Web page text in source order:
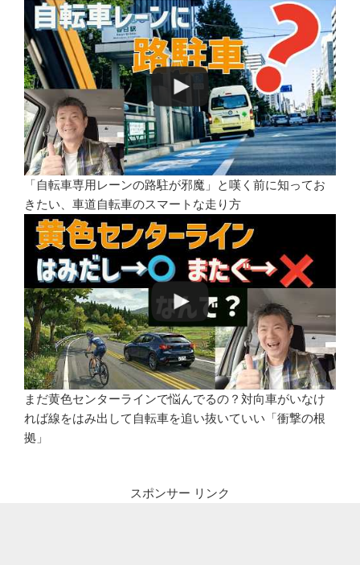
「自転車専用レーンの路駐が邪魔」と嘆く前に知ってお
きたい、車道自転車のスマートな走り方
まだ黄色センターラインで悩んでるの？対向車がいなけ
れば線をはみ出して自転車を追い抜いていい「衝撃の根
拠」
スポンサー リンク